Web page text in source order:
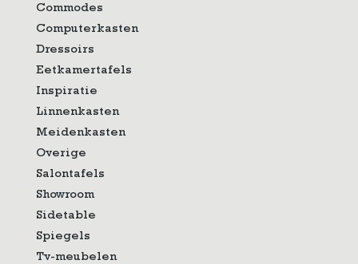
Commodes
Computerkasten
Dressoirs
Eetkamertafels
Inspiratie
Linnenkasten
Meidenkasten
Overige
Salontafels
Showroom
Sidetable
Spiegels
Tv-meubelen